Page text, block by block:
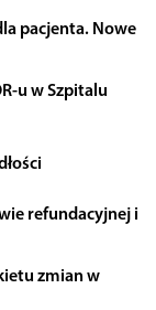
pacjenta. Nowe
u w Szpitalu
refundacyjnej i
zmian w